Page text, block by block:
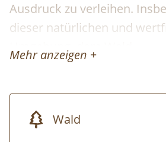
Ausdruck zu verleihen.
dieser natürlichen und
Umgebung, dem Wald.
Ton. Wir arbeiten in
Rhythmus, nehmen wahr,
uns. An diesem Tag geht es
Mehr anzeigen +
Wald